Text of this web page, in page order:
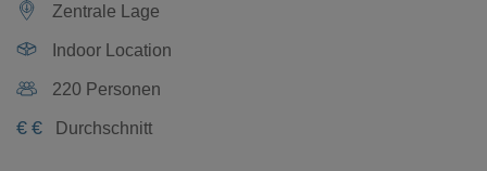
Zentrale Lage
Indoor Location
220 Personen
€ € Durchschnitt